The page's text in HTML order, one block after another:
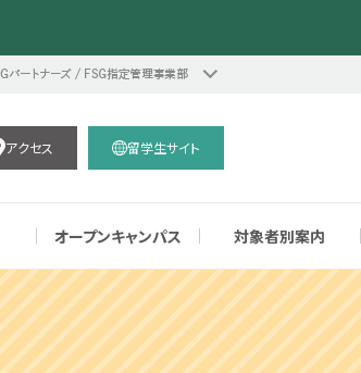
アクセス 留学生サイト
情報公開
夢中になれる授業で実力を育成！
2026年の注目トピックス！
ハッカソン
WiZで○○女子になろう！
ゲーム作品
学費サポート制度
ダブルメジャー制度
オープンキャンパス
個別進学相談会(オンライン可能)
対象者別案内
留学生の皆様へ
企業の採用ご担当者様へ